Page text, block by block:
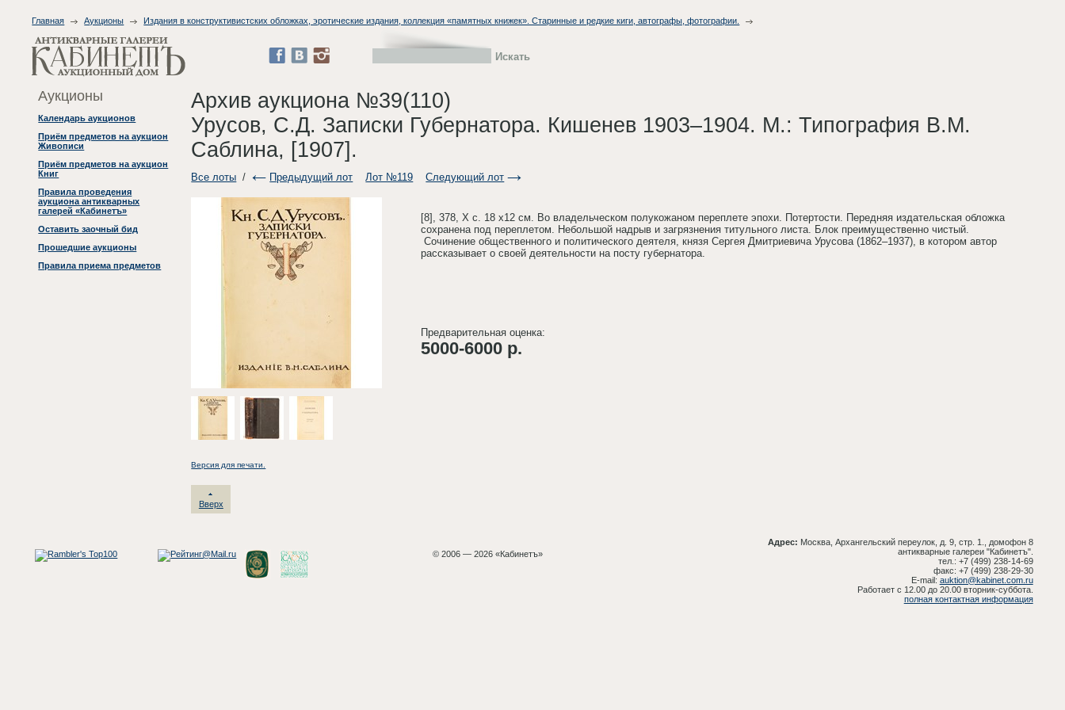
Главная Аукционы Издания в конструктивистских обложках, эротические издания, коллекция «памятных книжек». Старинные и редкие киги, автографы, фотографии.
Аукционы
Календарь аукционов
Приём предметов на аукцион
Живописи
Приём предметов на аукцион
Книг
Правила проведения
аукциона антикварных
галерей «Кабинетъ»
Оставить заочный бид
Прошедшие аукционы
Правила приема предметов
Архив аукциона №39(110)
Урусов, С.Д. Записки Губернатора. Кишенев 1903–1904. М.: Типография В.М.
Саблина, [1907].
Все лоты / Предыдущий лот Лот №119 Следующий лот
[8], 378, X с. 18 х12 см. Во владельческом полукожаном переплете эпохи. Потертости. Передняя издательская обложка
сохранена под переплетом. Небольшой надрыв и загрязнения титульного листа. Блок преимущественно чистый.
Сочинение общественного и политического деятеля, князя Сергея Дмитриевича Урусова (1862–1937), в котором автор
рассказывает о своей деятельности на посту губернатора.
Предварительная оценка:
5000-6000 р.
Версия для печати.
Вверх
Адрес: Москва, Архангельский переулок, д. 9, стр. 1., домофон 8
антикварные галереи "Кабинетъ".
тел.: +7 (499) 238-14-69
факс: +7 (499) 238-29-30
E-mail: auktion@kabinet.com.ru
Работает с 12.00 до 20.00 вторник-суббота.
полная контактная информация
© 2006 — 2026 «Кабинетъ»